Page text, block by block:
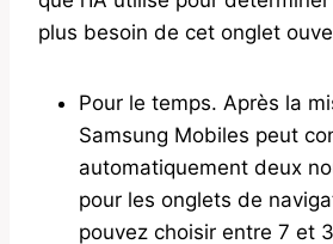
plus besoin de cet onglet
Pour le temps. Après la
Samsung Mobiles peut
automatiquement deux
pour les onglets de
pouvez choisir entre 7 et